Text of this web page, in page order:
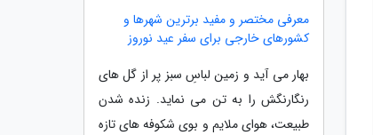
معرفی مختصر و مفید برترین شهرها و
کشورهای خارجی برای سفر عید نوروز
بهار می آید و زمین لباسِ سبز پر از گل های
رنگارنگش را به تن می نماید. زنده شدن
طبیعت، هوای ملایم و بوی شکوفه های تازه